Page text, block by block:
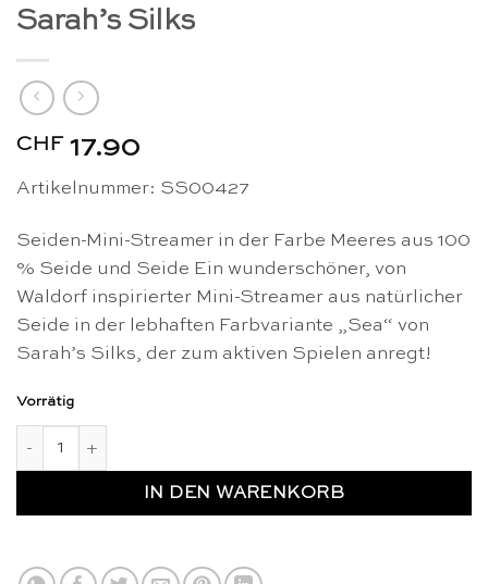
Sarah’s Silks
CHF 17.90
Artikelnummer: SS00427
Seiden-Mini-Streamer in der Farbe Meeres aus 100
% Seide und Seide Ein wunderschöner, von
Waldorf inspirierter Mini-Streamer aus natürlicher
Seide in der lebhaften Farbvariante „Sea“ von
Sarah’s Silks, der zum aktiven Spielen anregt!
Vorrätig
IN DEN WARENKORB